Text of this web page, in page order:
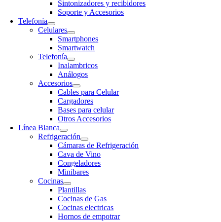
Sintonizadores y recibidores
Soporte y Accesorios
Telefonía
Celulares
Smartphones
Smartwatch
Telefonía
Inalambricos
Análogos
Accesorios
Cables para Celular
Cargadores
Bases para celular
Otros Accesorios
Línea Blanca
Refrigeración
Cámaras de Refrigeración
Cava de Vino
Congeladores
Minibares
Cocinas
Plantillas
Cocinas de Gas
Cocinas electricas
Hornos de empotrar